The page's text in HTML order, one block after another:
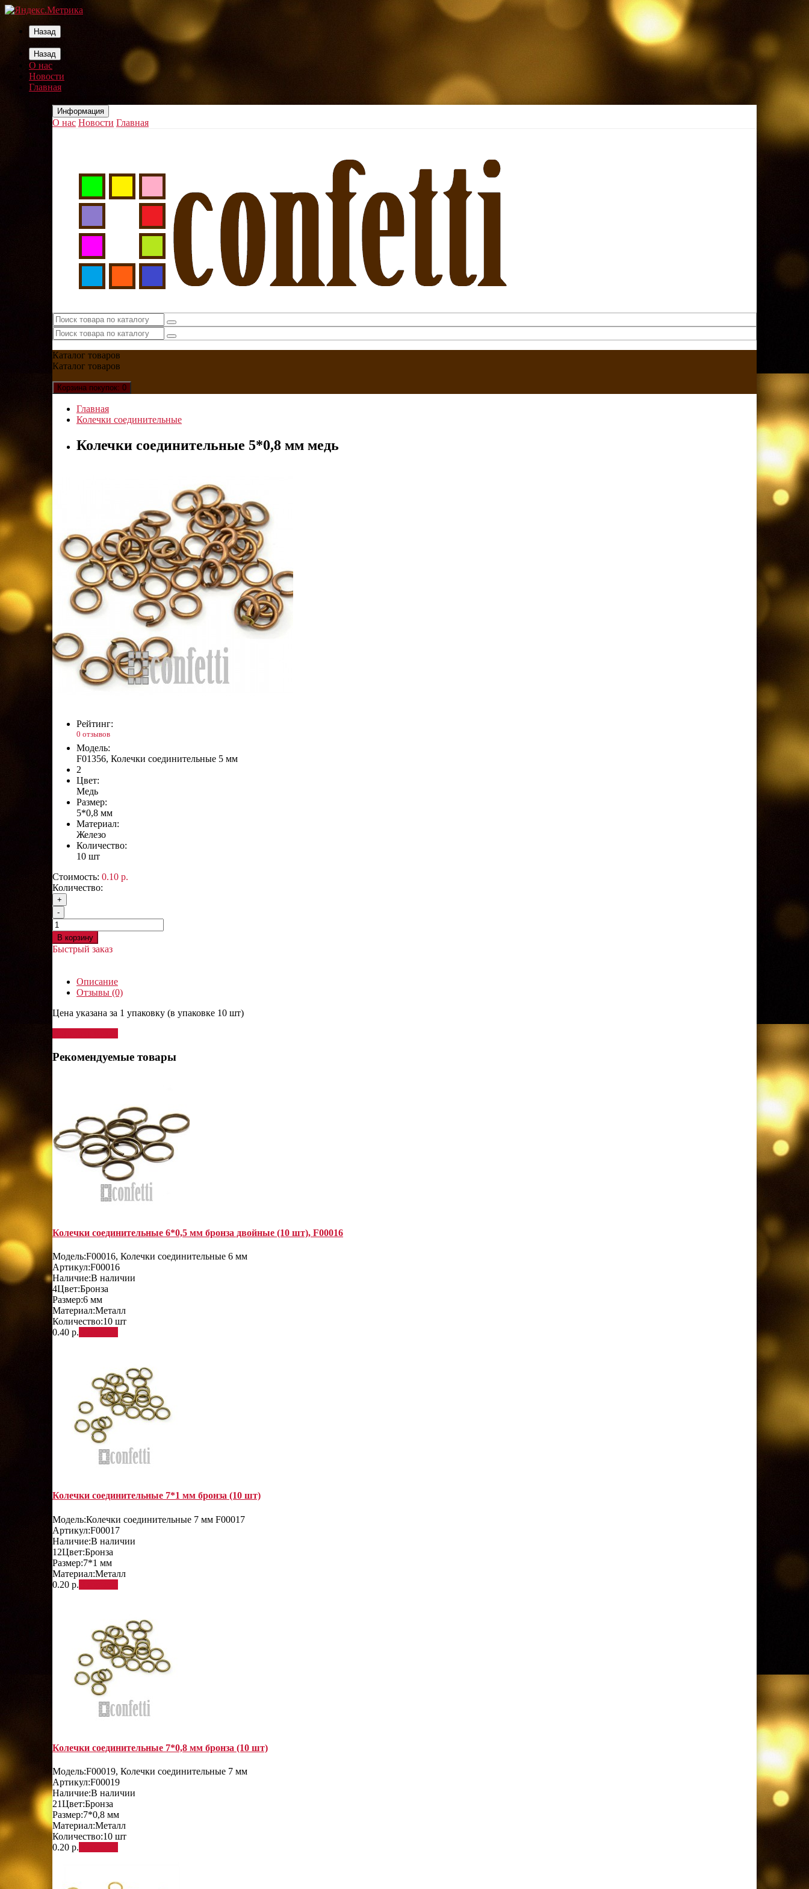
Назад
Назад
О нас
Новости
Главная
Информация
О нас Новости Главная
Каталог товаров
Каталог товаров
Корзина покупок: 0
Главная
Колечки соединительные
Колечки соединительные 5*0,8 мм медь
Рейтинг:
0 отзывов
Модель:
F01356, Колечки соединительные 5 мм
2
Цвет:
Медь
Размер:
5*0,8 мм
Материал:
Железо
Количество:
10 шт
Стоимость: 0.10 р.
Количество:
+
-
В корзину
Быстрый заказ
Описание
Отзывы (0)
Цена указана за 1 упаковку (в упаковке 10 шт)
Рекомендуемые товары
Колечки соединительные 6*0,5 мм бронза двойные (10 шт), F00016
Модель:F00016, Колечки соединительные 6 мм
Артикул:F00016
Наличие:В наличии
4Цвет:Бронза
Размер:6 мм
Материал:Металл
Количество:10 шт
0.40 р.
Колечки соединительные 7*1 мм бронза (10 шт)
Модель:Колечки соединительные 7 мм F00017
Артикул:F00017
Наличие:В наличии
12Цвет:Бронза
Размер:7*1 мм
Материал:Металл
0.20 р.
Колечки соединительные 7*0,8 мм бронза (10 шт)
Модель:F00019, Колечки соединительные 7 мм
Артикул:F00019
Наличие:В наличии
21Цвет:Бронза
Размер:7*0,8 мм
Материал:Металл
Количество:10 шт
0.20 р.